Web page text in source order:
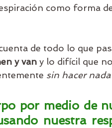
como forma
de todo lo que
y van y lo difícil que
sin hacer nada
por medio de
nuestra